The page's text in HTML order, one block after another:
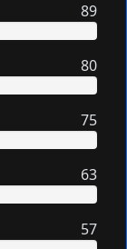
89
80
75
63
57